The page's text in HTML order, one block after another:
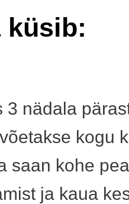
küsib:
3 nädala
kogu
saan kohe
ja kaua